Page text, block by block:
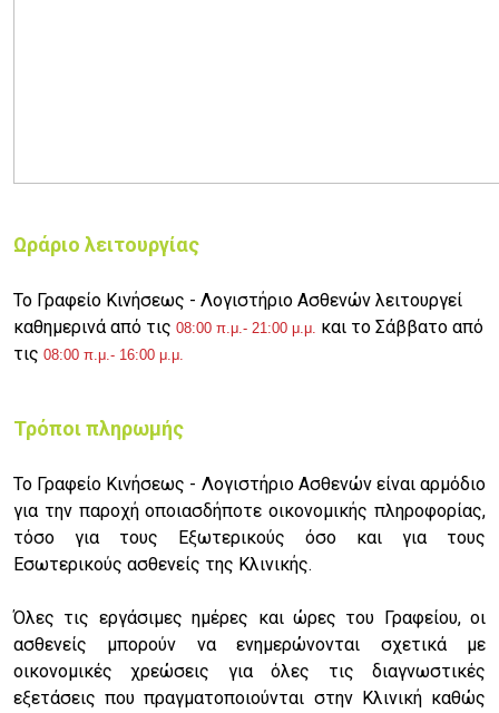
Ωράριο λειτουργίας
Το Γραφείο Κινήσεως - Λογιστήριο Ασθενών λειτουργεί
καθημερινά από τις 08:00 π.μ.- 21:00 μ.μ. και το Σάββατο από
τις 08:00 π.μ.- 16:00 μ.μ.
Τρόποι πληρωμής
Το Γραφείο Κινήσεως - Λογιστήριο Ασθενών είναι αρμόδιο
για την παροχή οποιασδήποτε οικονομικής πληροφορίας,
τόσο για τους Εξωτερικούς όσο και για τους
Εσωτερικούς ασθενείς της Κλινικής.
Όλες τις εργάσιμες ημέρες και ώρες του Γραφείου, οι
ασθενείς μπορούν να ενημερώνονται σχετικά με
οικονομικές χρεώσεις για όλες τις διαγνωστικές
εξετάσεις που πραγματοποιούνται στην Κλινική καθώς